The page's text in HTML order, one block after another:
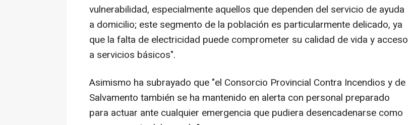
vulnerabilidad, especialmente aquellos que dependen del servicio de ayuda
a domicilio; este segmento de la población es particularmente delicado, ya
que la falta de electricidad puede comprometer su calidad de vida y acceso
a servicios básicos".
Asimismo ha subrayado que "el Consorcio Provincial Contra Incendios y de
Salvamento también se ha mantenido en alerta con personal preparado
para actuar ante cualquier emergencia que pudiera desencadenarse como